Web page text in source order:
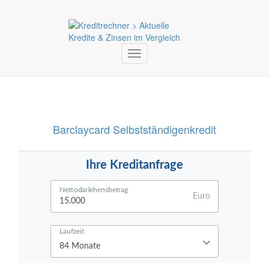
Toggle
navigation
Barclaycard Selbstständigenkredit
Ihre Kreditanfrage
Euro
Nettodarlehensbetrag
Laufzeit